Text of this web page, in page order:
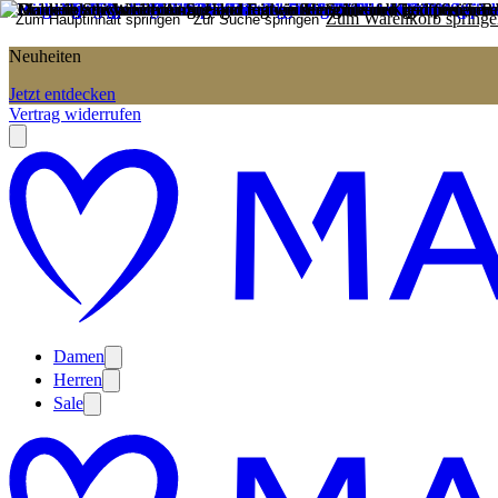
Zum Hauptinhalt springen Zur Suche springen Zum Warenkorb
Neuheiten
Jetzt entdecken
Vertrag widerrufen
Damen
Herren
Sale